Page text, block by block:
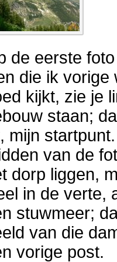
de eerste
die ik vorige
kijkt, zie je
staan;
mijn
van de
dorp liggen,
in de verte,
stuwmeer;
van die
vorige post.